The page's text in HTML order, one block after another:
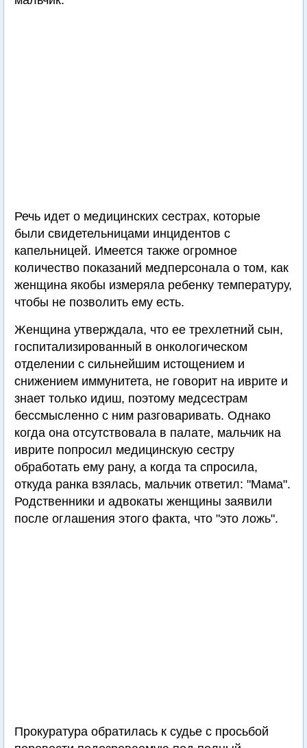
Речь идет о медицинских сестрах, которые
были свидетельницами инцидентов с
капельницей. Имеется также огромное
количество показаний медперсонала о том, как
женщина якобы измеряла ребенку температуру,
чтобы не позволить ему есть.
Женщина утверждала, что ее трехлетний сын,
госпитализированный в онкологическом
отделении с сильнейшим истощением и
снижением иммунитета, не говорит на иврите и
знает только идиш, поэтому медсестрам
бессмысленно с ним разговаривать. Однако
когда она отсутствовала в палате, мальчик на
иврите попросил медицинскую сестру
обработать ему рану, а когда та спросила,
откуда ранка взялась, мальчик ответил: "Мама".
Родственники и адвокаты женщины заявили
после оглашения этого факта, что "это ложь".
Прокуратура обратилась к судье с просьбой